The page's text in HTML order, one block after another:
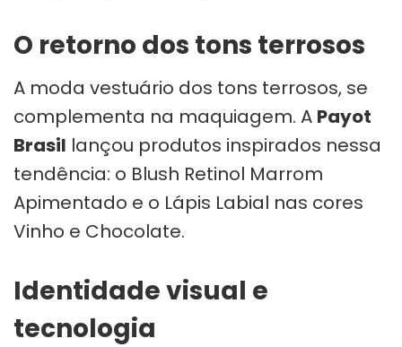
O retorno dos tons terrosos
A moda vestuário dos tons terrosos, se
complementa na maquiagem. A Payot
Brasil lançou produtos inspirados nessa
tendência: o Blush Retinol Marrom
Apimentado e o Lápis Labial nas cores
Vinho e Chocolate.
Identidade visual e
tecnologia